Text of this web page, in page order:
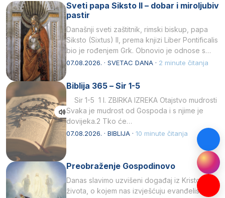
Sveti papa Siksto II – dobar i miroljubiv
pastir
Današnji sveti zaštitnik, rimski biskup, papa
Siksto (Sixtus) II, prema knjizi Liber Pontificalis
bio je rođenjem Grk. Obnovio je odnose s
afričkim…
07.08.2026. · SVETAC DANA · 2 minute čitanja
Biblija 365 – Sir 1-5
Sir 1-5 1 I. ZBIRKA IZREKA Otajstvo mudrosti
Svaka je mudrost od Gospoda i s njime je
dovijeka.2 Tko će…
07.08.2026. · BIBLIJA · 10 minute čitanja
Preobraženje Gospodinovo
Danas slavimo uzvišeni događaj iz Kristova
života, o kojem nas izvješćuju evanđelisti